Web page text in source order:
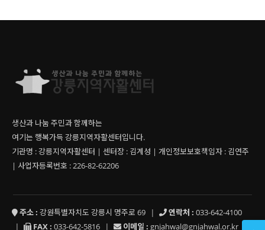
생산과 나눔 주민과 함께하는
여기는 행복가득 강릉지역자활센터입니다.
기관명 : 강릉지역자활센터 | 센터장 : 김계성 | 개인정보보호책임자 : 김연주
| 사업자등록번호 : 226-82-62206
주소 : 강원특별자치도 강릉시 명주로 69 | 연락처 : 033-642-4100
|
FAX : 033-642-5816 | 이메일 : gnjahwal@gnjahwal.or.kr